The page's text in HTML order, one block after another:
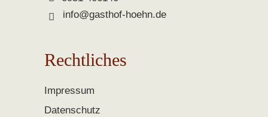
info@gasthof-hoehn.de
Rechtliches
Impressum
Datenschutz